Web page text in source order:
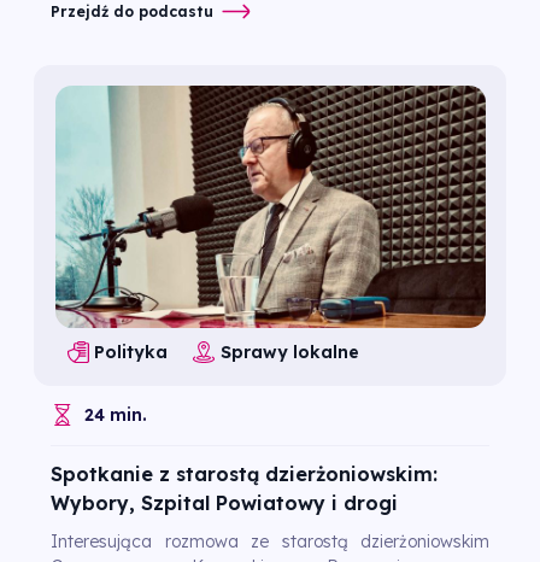
Przejdź do podcastu
Polityka Sprawy lokalne
24 min.
Spotkanie z starostą dzierżoniowskim:
Wybory, Szpital Powiatowy i drogi
Interesująca rozmowa ze starostą dzierżoniowskim